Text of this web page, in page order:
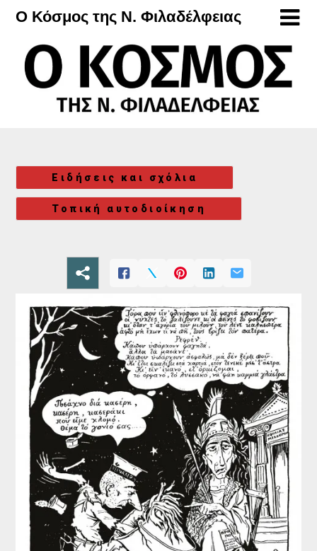
Μετάβαση
περιεχόμενο
Ο Κόσμος της Ν. Φιλαδέλφειας
Ειδήσεις και σχόλια
Τοπική αυτοδιοίκηση